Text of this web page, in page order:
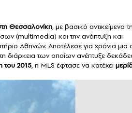
Θεσσαλονίκη, με βασικό αντικείμενο
(multimedia) και την ανάπτυξη και
Αθηνών. Αποτέλεσε για χρόνια μια
διάρκεια των οποίων ανέπτυξε
του 2015, η MLS έφτασε να κατέχει